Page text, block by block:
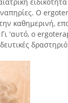
Ο
καθημερινή,
'αυτό, ο